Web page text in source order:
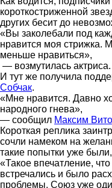
короткостриженной
других бесит до
«Вы заколебали под
нравится моя стрижка.
меньше нравиться»,
— возмутилась актриса.
И тут же получила
Собчак.
«Мне нравится. Давно
народного гнева»,
— сообщил Максим
Короткая реплика
сочли намеком на
такие попытки уже
«Такое впечатление,
встречались и было
проблемы. Союз уже